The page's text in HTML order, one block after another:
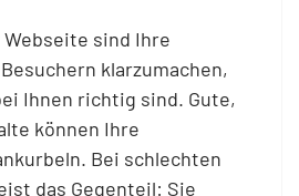
sind Ihre
klarzumachen,
Ihnen richtig sind. Gute,
können Ihre
Bei schlechten
das Gegenteil: Sie